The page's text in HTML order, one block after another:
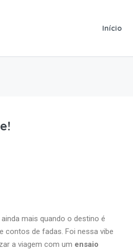
Início
mais quando o destino é
contos de fadas. Foi nessa vibe
a viagem com um ensaio